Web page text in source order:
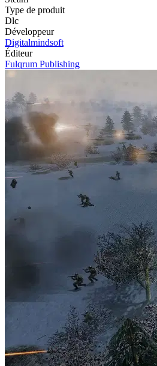
Type de produit
Dlc
Développeur
Digitalmindsoft
Éditeur
Fulqrum Publishing